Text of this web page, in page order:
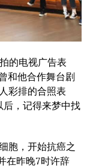
的电视广告表
和他合作舞台剧
彩排的合照表
，记得来梦中找
胞，开始抗癌之
在昨晚7时许辞